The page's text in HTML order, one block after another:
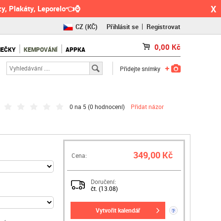
Plakáty, Leporelo👈⌚ X
CZ(KČ)
RO(RON)
Přihlásit se Registrovat
KEMPOVÁNÍ APPKA 0,00 Kč
Přidejte snímky
0 na 5 (0 hodnocení) Přidat názor
Cena: 349,00 Kč
Doručení:
čt. (13.08)
vytvořit kalendář ?